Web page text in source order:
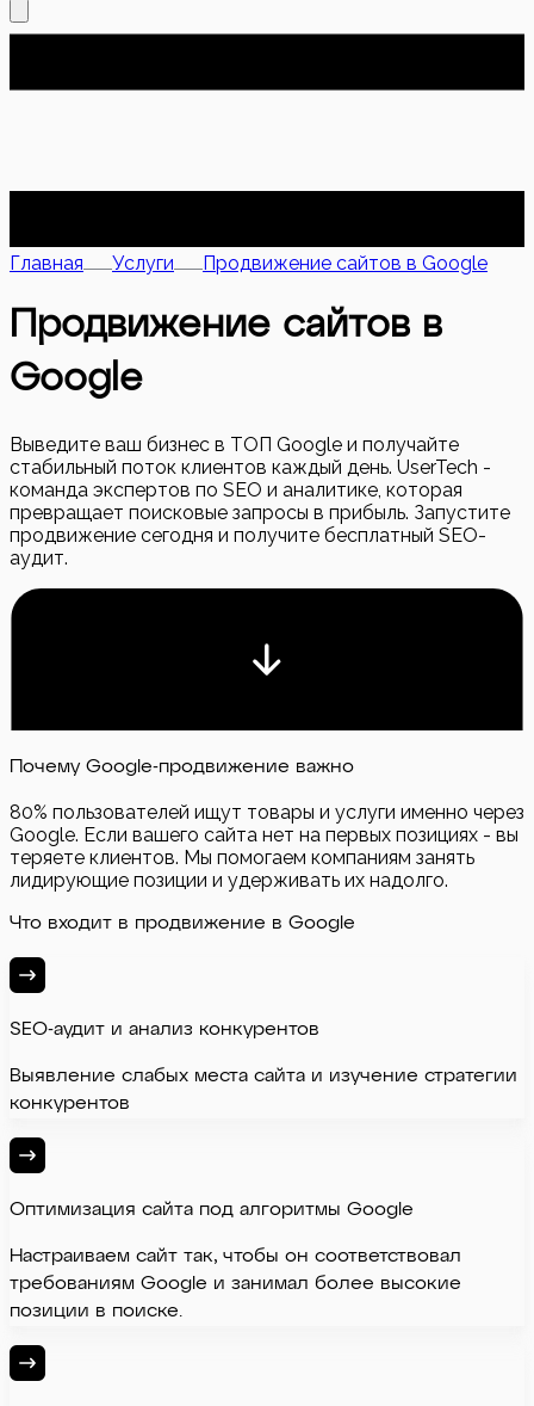
Главная Услуги Продвижение сайтов в Google
Продвижение сайтов в
Google
Выведите ваш бизнес в ТОП Google и получайте
стабильный поток клиентов каждый день. UserTech -
команда экспертов по SEO и аналитике, которая
превращает поисковые запросы в прибыль. Запустите
продвижение сегодня и получите бесплатный SEO-
аудит.
Почему Google-продвижение важно
80% пользователей ищут товары и услуги именно через
Google. Если вашего сайта нет на первых позициях - вы
теряете клиентов. Мы помогаем компаниям занять
лидирующие позиции и удерживать их надолго.
Что входит в продвижение в Google
SEO-аудит и анализ конкурентов
Выявление слабых места сайта и изучение стратегии
конкурентов
Оптимизация сайта под алгоритмы Google
Настраиваем сайт так, чтобы он соответствовал
требованиям Google и занимал более высокие
позиции в поиске.